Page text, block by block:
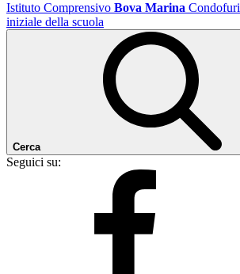
Istituto Comprensivo Bova Marina Condofuri
iniziale della scuola
Cerca
Seguici su: